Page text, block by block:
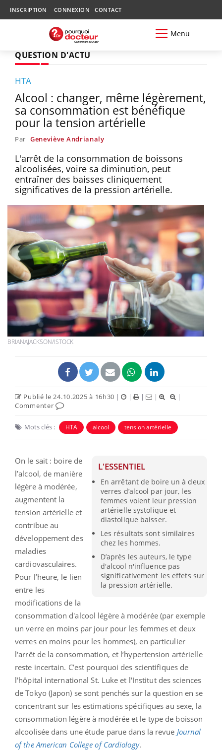
INSCRIPTION CONNEXION CONTACT
Menu
QUESTION D'ACTU
HTA
Alcool : changer, même légèrement,
sa consommation est bénéfique
pour la tension artérielle
Par Geneviève Andrianaly
L'arrêt de la consommation de boissons
alcoolisées, voire sa diminution, peut
entraîner des baisses cliniquement
significatives de la pression artérielle.
BRIANAJACKSON/ISTOCK
Publié le 24.10.2025 à 16h30 | | | |
|
Commenter
Mots clés : HTA alcool tension artérielle
L'ESSENTIEL
En arrêtant de boire un à deux
verres d’alcool par jour, les
femmes voient leur pression
artérielle systolique et
diastolique baisser.
Les résultats sont similaires
chez les hommes.
D’après les auteurs, le type
d'alcool n'influence pas
significativement les effets sur
la pression artérielle.
On le sait : boire de
l’alcool, de manière
légère à modérée,
augmentent la
tension artérielle et
contribue au
développement des
maladies
cardiovasculaires.
Pour l’heure, le lien
entre les
modifications de la
consommation d'alcool légère à modérée (par exemple
un verre en moins par jour pour les femmes et deux
verres en moins pour les hommes), en particulier
l'arrêt de la consommation, et l’hypertension artérielle
reste incertain. C’est pourquoi des scientifiques de
l'hôpital international St. Luke et l'Institut des sciences
de Tokyo (Japon) se sont penchés sur la question en se
concentrant sur les estimations spécifiques au sexe, la
consommation légère à modérée et le type de boisson
alcoolisée dans une étude parue dans la revue Journal
of the American College of Cardiology.